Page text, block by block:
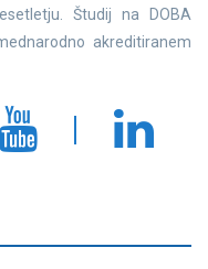
Študij na DOBA
akreditiranem